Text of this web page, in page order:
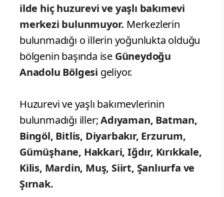
ilde hiç huzurevi ve yaşlı bakımevi
merkezi bulunmuyor. Merkezlerin
bulunmadığı o illerin yoğunlukta olduğu
bölgenin başında ise Güneydoğu
Anadolu Bölgesi geliyor.
Huzurevi ve yaşlı bakımevlerinin
bulunmadığı iller;Adıyaman, Batman,
Bingöl, Bitlis, Diyarbakır, Erzurum,
Gümüşhane, Hakkari, Iğdır, Kırıkkale,
Kilis, Mardin, Muş, Siirt, Şanlıurfa ve
Şırnak.